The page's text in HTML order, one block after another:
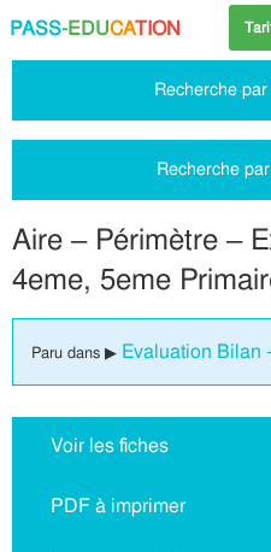
PASS-EDUCATION
Recherche
Recherche
Aire – Périmètre –
4eme, 5eme
Paru dans ▶ Evaluation Bilan
Voir les fiches
PDF à imprimer